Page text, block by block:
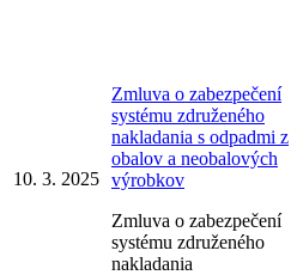
10. 3. 2025
Zmluva o zabezpečení
systému združeného
nakladania s odpadmi z
obalov a neobalových
výrobkov
Zmluva o zabezpečení
systému združeného
nakladania